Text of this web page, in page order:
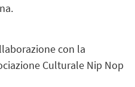
con la
Culturale Nip Nop